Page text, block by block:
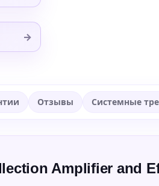
→
Отзывы Системные
Amplifier and